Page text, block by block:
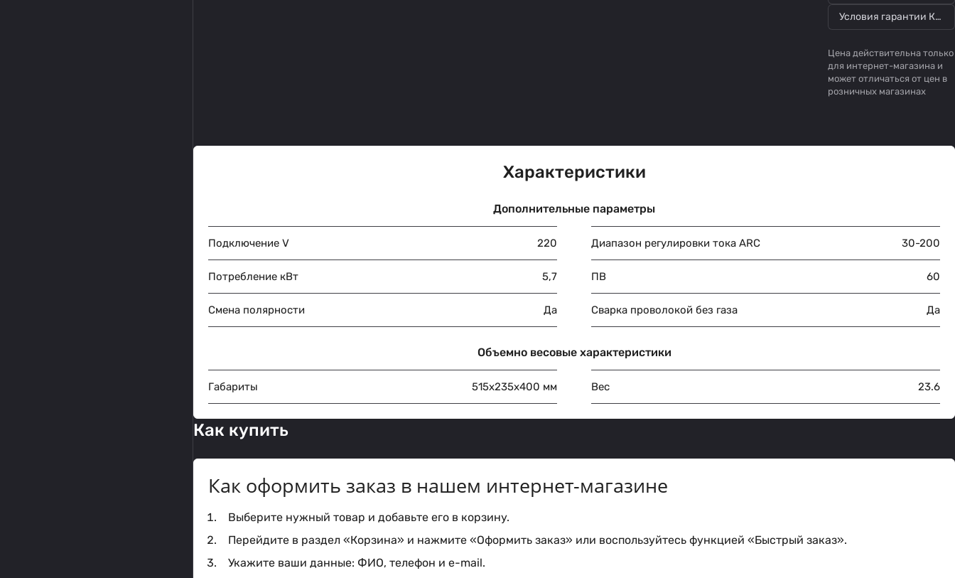
Условия гарантии КЕДР
Цена действительна только
для интернет-магазина и
может отличаться от цен в
розничных магазинах
Характеристики
Дополнительные параметры
Подключение V 220 Диапазон регулировки тока ARC 30-200
Потребление кВт 5,7 ПВ 60
Смена полярности Да Сварка проволокой без газа Да
Объемно весовые характеристики
Габариты 515х235х400 мм Вес 23.6
Как купить
Как оформить заказ в нашем интернет-магазине
Выберите нужный товар и добавьте его в корзину.
Перейдите в раздел «Корзина» и нажмите «Оформить заказ» или воспользуйтесь функцией «Быстрый заказ».
Укажите ваши данные: ФИО, телефон и e-mail.